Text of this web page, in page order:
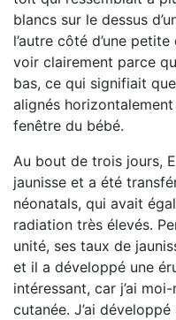
blancs sur le dessus
l’autre côté d’une
voir clairement parce
bas, ce qui signifiait
alignés
fenêtre du bébé.
Au bout de trois jours,
jaunisse et a été
néonatals, qui avait
radiation très élevés.
unité, ses taux de
et il a développé une
intéressant, car j’ai
cutanée. J’ai